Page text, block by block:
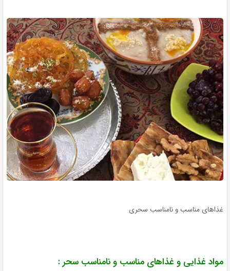
مناسب و نامناسب سحری
غذایی و غذاهای مناسب و نامناسب سحر :